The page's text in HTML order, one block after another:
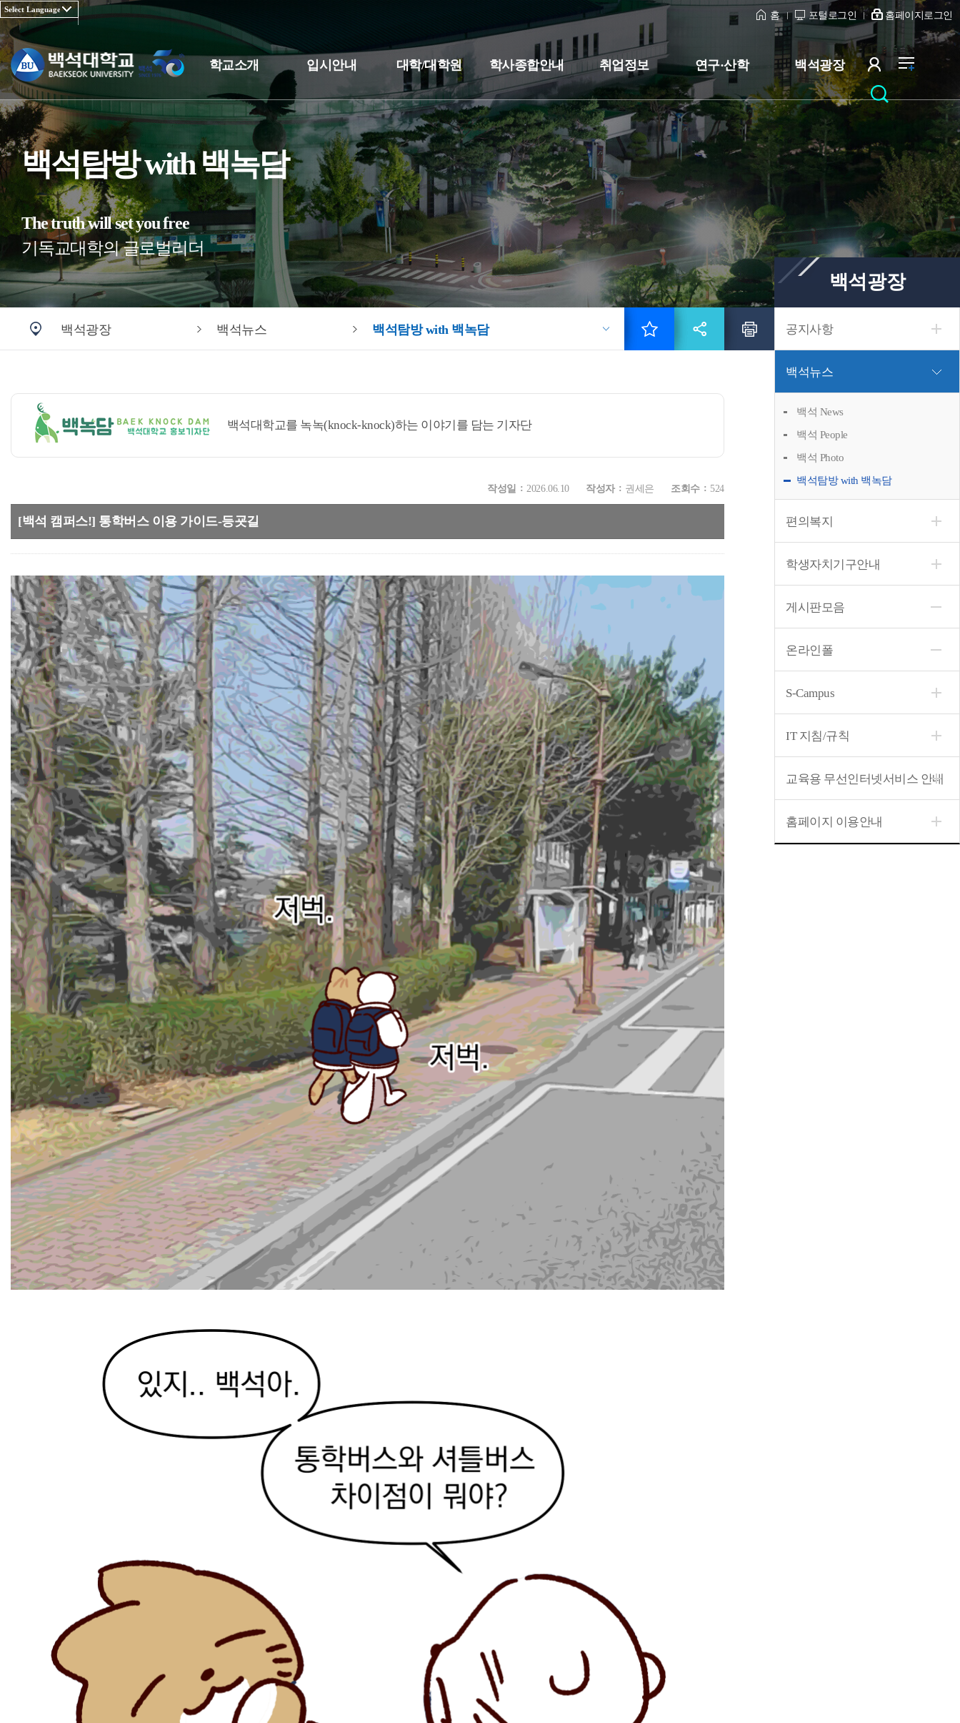
홈 포털로그인 홈페이지로그인
학교소개 입시안내 대학/대학원 학사종합안내 취업정보 연구·산학 백석광장
백석탐방 with 백녹담
The truth will set you free
기독교대학의 글로벌리더
백석광장
공지사항
백석뉴스
백석 News
백석 People
백석 Photo
백석탐방 with 백녹담
편의복지
학생자치기구안내
게시판모음
온라인폴
S-Campus
IT 지침/규칙
교육용 무선인터넷서비스 안내
홈페이지 이용안내
백석광장 백석뉴스 백석탐방 with 백녹담
백석대학교를 녹녹(knock-knock)하는 이야기를 담는 기자단
작성일 2026.06.10 작성자 권세은 조회수 524
[백석 캠퍼스!] 통학버스 이용 가이드-등굣길